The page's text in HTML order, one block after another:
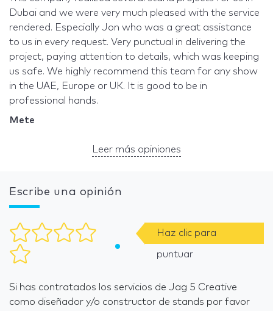
Dubai and we were very much pleased with the service
rendered. Especially Jon who was a great assistance
to us in every request. Very punctual in delivering the
project, paying attention to details, which was keeping
us safe. We highly recommend this team for any show
in the UAE, Europe or UK. It is good to be in
professional hands.
Mete
Leer más opiniones
Escribe una opinión
Haz clic para
puntuar
Si has contratados los servicios de Jag 5 Creative
como diseñador y/o constructor de stands por favor